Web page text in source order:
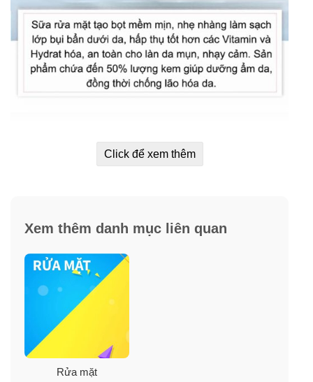
Click để xem thêm
Xem thêm danh mục liên quan
Rửa mặt